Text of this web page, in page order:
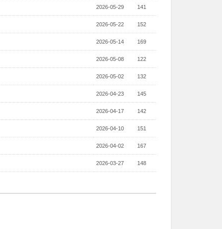
2026-05-29 141
2026-05-22 152
2026-05-14 169
2026-05-08 122
2026-05-02 132
2026-04-23 145
2026-04-17 142
2026-04-10 151
2026-04-02 167
2026-03-27 148